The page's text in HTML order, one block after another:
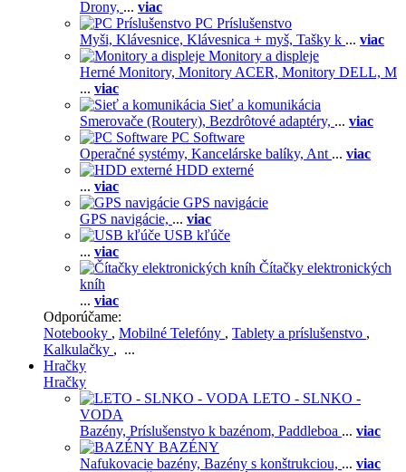
Drony, ... viac
PC Príslušenstvo
Myši, Klávesnice, Klávesnica + myš, Tašky k ... viac
Monitory a displeje
Herné Monitory, Monitory ACER, Monitory DELL, M
... viac
Sieť a komunikácia
Smerovače (Routery), Bezdrôtové adaptéry, ... viac
PC Software
Operačné systémy, Kancelárske balíky, Ant ... viac
HDD externé
... viac
GPS navigácie
GPS navigácie, ... viac
USB kľúče
... viac
Čítačky elektronických
kníh
... viac
Odporúčame:
Notebooky , Mobilné Telefóny , Tablety a príslušenstvo ,
Kalkulačky , ...
Hračky
Hračky
LETO - SLNKO -
VODA
Bazény, Príslušenstvo k bazénom, Paddleboa ... viac
BAZÉNY
Nafukovacie bazény, Bazény s konštrukciou, ... viac